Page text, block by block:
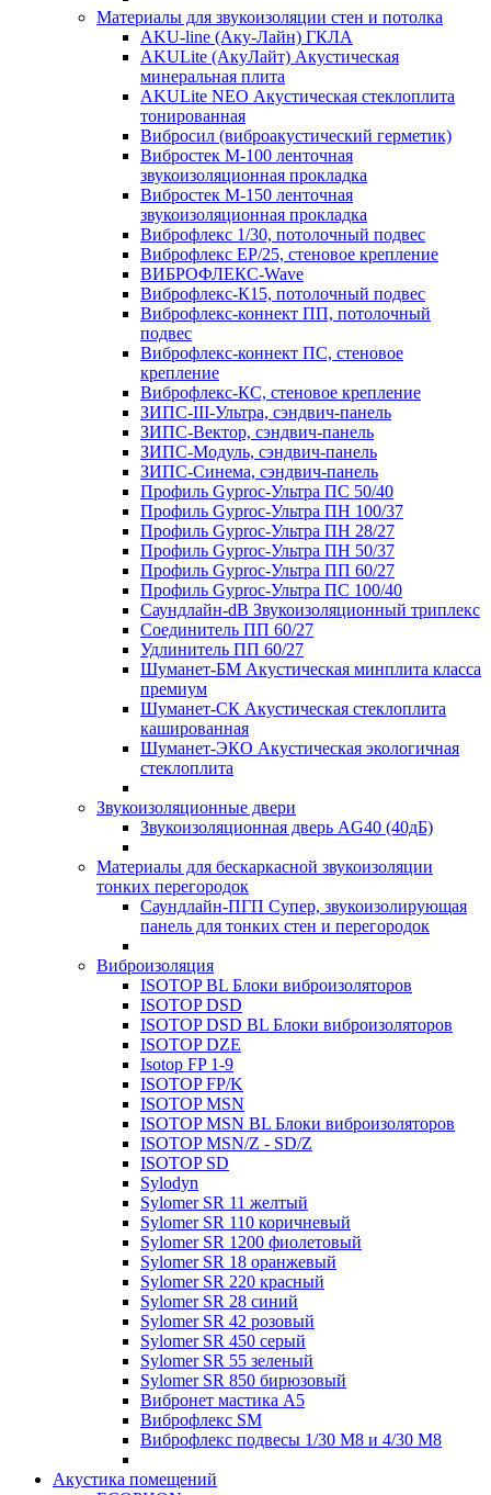
Материалы для звукоизоляции стен и потолка
AKU-line (Aку-Лайн) ГКЛА
AKULite (АкуЛайт) Акустическая
минеральная плита
AKULite NEO Акустическая стеклоплита
тонированная
Вибросил (виброакустический герметик)
Вибростек М-100 ленточная
звукоизоляционная прокладка
Вибростек М-150 ленточная
звукоизоляционная прокладка
Виброфлекс 1/30, потолочный подвес
Виброфлекс EP/25, стеновое крепление
ВИБРОФЛЕКС-Wave
Виброфлекс-К15, потолочный подвес
Виброфлекс-коннект ПП, потолочный
подвес
Виброфлекс-коннект ПС, стеновое
крепление
Виброфлекс-КС, стеновое крепление
ЗИПС-III-Ультра, сэндвич-панель
ЗИПС-Вектор, сэндвич-панель
ЗИПС-Модуль, сэндвич-панель
ЗИПС-Синема, сэндвич-панель
Профиль Gyproc-Ультра ПC 50/40
Профиль Gyproc-Ультра ПН 100/37
Профиль Gyproc-Ультра ПН 28/27
Профиль Gyproc-Ультра ПН 50/37
Профиль Gyproc-Ультра ПП 60/27
Профиль Gyproc-Ультра ПС 100/40
Саундлайн-dB Звукоизоляционный триплекс
Соединитель ПП 60/27
Удлинитель ПП 60/27
Шуманет-БМ Акустическая минплита класса
премиум
Шуманет-СК Акустическая стеклоплита
кашированная
Шуманет-ЭКО Акустическая экологичная
стеклоплита
Звукоизоляционные двери
Звукоизоляционная дверь AG40 (40дБ)
Материалы для бескаркасной звукоизоляции
тонких перегородок
Саундлайн-ПГП Супер, звукоизолирующая
панель для тонких стен и перегородок
Виброизоляция
ISOTOP BL Блоки виброизоляторов
ISOTOP DSD
ISOTOP DSD BL Блоки виброизоляторов
ISOTOP DZE
Isotop FP 1-9
ISOTOP FP/K
ISOTOP MSN
ISOTOP MSN BL Блоки виброизоляторов
ISOTOP MSN/Z - SD/Z
ISOTOP SD
Sylodyn
Sylomer SR 11 желтый
Sylomer SR 110 коричневый
Sylomer SR 1200 фиолетовый
Sylomer SR 18 оранжевый
Sylomer SR 220 красный
Sylomer SR 28 синий
Sylomer SR 42 розовый
Sylomer SR 450 серый
Sylomer SR 55 зеленый
Sylomer SR 850 бирюзовый
Вибронет мастика А5
Виброфлекс SM
Виброфлекс подвесы 1/30 М8 и 4/30 М8
Акустика помещений